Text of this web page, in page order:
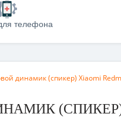
телефона
динамик (спикер) Xiaomi
(СПИКЕР)